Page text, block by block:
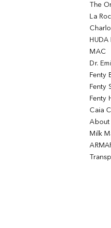
The
La
HUDA
MAC
Dr.
Fenty
Fenty
Fenty
Caia
About
Milk